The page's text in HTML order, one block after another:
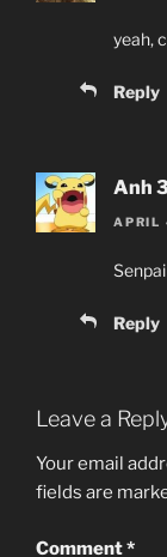
yeah,
Reply
Anh
APRIL
Reply
Leave a
Your email
fields are
Comment*